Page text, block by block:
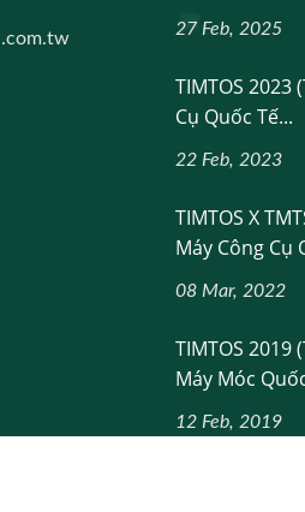
27 Feb, 2025
TIMTOS 2023
Cụ Quốc Tế...
22 Feb, 2023
TIMTOS X
Máy Công Cụ
08 Mar, 2022
TIMTOS 2019
Máy Móc
12 Feb, 2019